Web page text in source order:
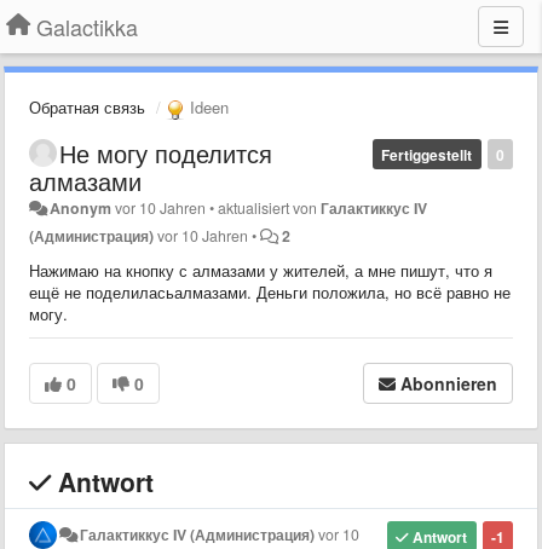
Galactikka
Обратная связь Ideen
0
Fertiggestellt
Не могу поделится
алмазами
Anonym vor 10 Jahren •aktualisiert vonГалактиккус IV
(Администрация)vor 10 Jahren • 2
Нажимаю на кнопку с алмазами у жителей, а мне пишут, что я
ещё не поделиласьалмазами. Деньги положила, но всё равно не
могу.
0 0 Abonnieren
Antwort
-1
Antwort
Галактиккус IV (Администрация)vor 10